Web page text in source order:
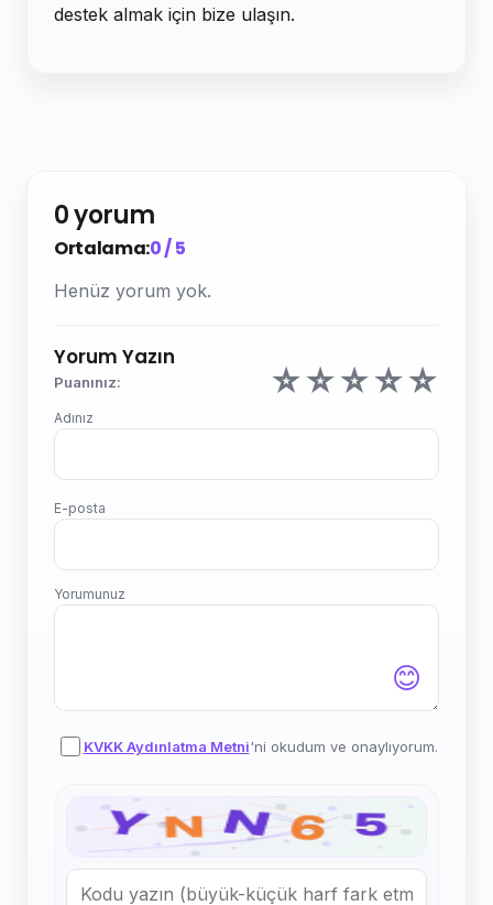
destek almak için bize ulaşın.
0 yorum
Ortalama:0 / 5
Henüz yorum yok.
Yorum Yazın
Puanınız: ☆☆☆☆☆
Adınız
E-posta
Yorumunuz
😊
KVKK Aydınlatma Metni'ni okudum ve onaylıyorum.